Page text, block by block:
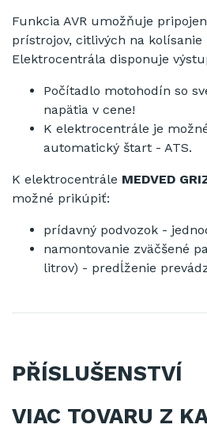
Funkcia AVR umožňuje
prístrojov, citlivých na kolísanie
Elektrocentrála disponuje
Počítadlo motohodín so
napätia v cene!
K elektrocentrále je
automatický štart - ATS.
K elektrocentrále MEDVED
možné prikúpiť:
prídavný podvozok -
namontovanie zväčšené
litrov) - predĺženie
PŘÍSLUŠENSTVÍ
VIAC TOVARU Z